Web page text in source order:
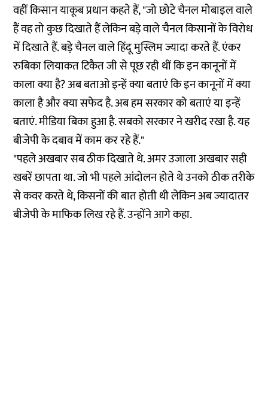
वहीं किसान याकूब प्रधान कहते हैं, "जो छोटे चैनल मोबाइल वाले
हैं वह तो कुछ दिखाते हैं लेकिन बड़े वाले चैनल किसानों के विरोध
में दिखाते हैं. बड़े चैनल वाले हिंदू मुस्लिम ज्यादा करते हैं. एंकर
रुबिका लियाकत टिकैत जी से पूछ रही थीं कि इन कानूनों में
काला क्या है? अब बताओ इन्हें क्या बताएं कि इन कानूनों में क्या
काला है और क्या सफेद है. अब हम सरकार को बताएं या इन्हें
बताएं. मीडिया बिका हुआ है. सबको सरकार ने खरीद रखा है. यह
बीजेपी के दबाव में काम कर रहे हैं."
"पहले अखबार सब ठीक दिखाते थे. अमर उजाला अखबार सही
खबरें छापता था. जो भी पहले आंदोलन होते थे उनको ठीक तरीके
से कवर करते थे, किसनों की बात होती थी लेकिन अब ज्यादातर
बीजेपी के माफिक लिख रहे हैं. उन्होंने आगे कहा.